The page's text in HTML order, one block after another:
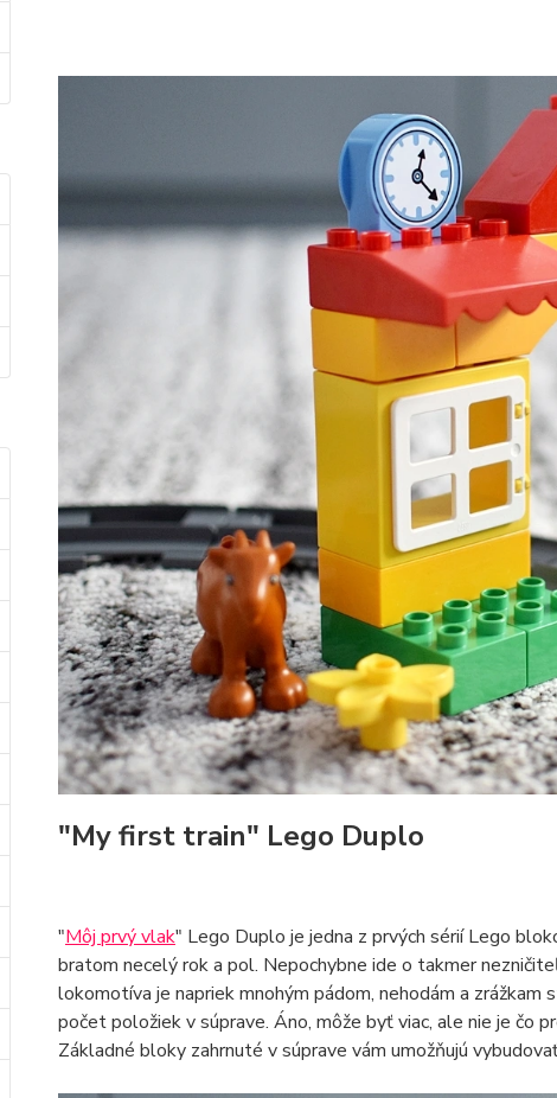
"My first train" Lego Duplo
"Môj prvý vlak" Lego Duplo je jedna z prvých sérií Lego
bratom necelý rok a pol. Nepochybne ide o takmer
lokomotíva je napriek mnohým pádom, nehodám a
počet položiek v súprave. Áno, môže byť viac, ale nie je čo
Základné bloky zahrnuté v súprave vám umožňujú